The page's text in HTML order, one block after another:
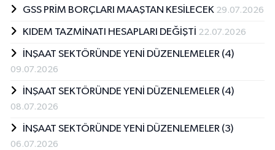
GSS PRİM BORÇLARI MAAŞTAN KESİLECEK 29.07.2026
KIDEM TAZMİNATI HESAPLARI DEĞİŞTİ 22.07.2026
İNŞAAT SEKTÖRÜNDE YENİ DÜZENLEMELER (4)
09.07.2026
İNŞAAT SEKTÖRÜNDE YENİ DÜZENLEMELER (4)
08.07.2026
İNŞAAT SEKTÖRÜNDE YENİ DÜZENLEMELER (3)
06.07.2026